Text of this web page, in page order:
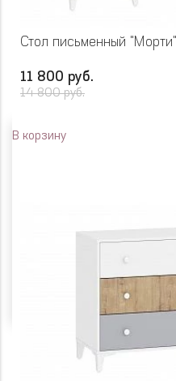
Стол письменный "Морти"
11 800 руб.
14 800 руб.
В корзину